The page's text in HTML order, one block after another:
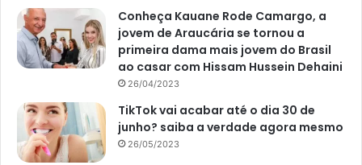
um pouco menor.
E, se quiser jogar, deve ir pessoalmente a uma casa
lotérica, onde é possível jogar até às 19h. Ela só não
funciona aos domingos e feriados.
Outra possibilidade de aposta é através dos canais oficiais
Conheça Kauane Rode Camargo, a
jovem de Araucária se tornou a
primeira dama mais jovem do Brasil
ao casar com Hissam Hussein Dehaini
26/04/2023
TikTok vai acabar até o dia 30 de
junho? saiba a verdade agora mesmo
26/05/2023